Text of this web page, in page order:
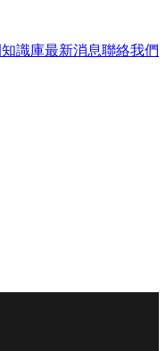
知識庫最新消息聯絡我們